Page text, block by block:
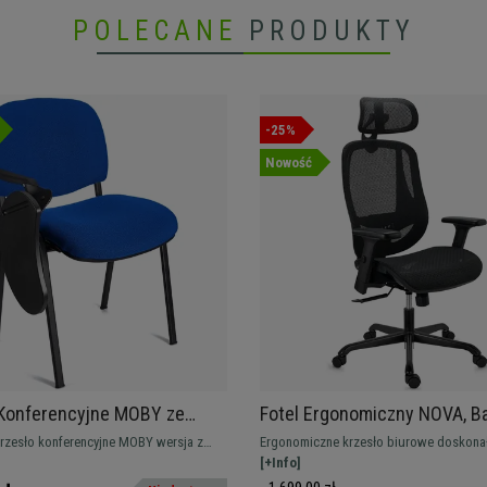
POLECANE PRODUKTY
MOBY ze
PULPITEM, Super Cena!,
i Czarne Nogi
konferencyjne MOBY wersja z
pisania. Ten model zawiera składaną
pisania. Idealne krzesło do
-25%
Nowość
Fotel Ergonomiczny NOVA,
Wygodny i Regulowany,
Jakość i Projekt, Siatkowy,
Ergonomiczne krzesło biurowe
ponadprzeciętne wygoda i styl. Wysoka
materiały Premium.
[+Info]